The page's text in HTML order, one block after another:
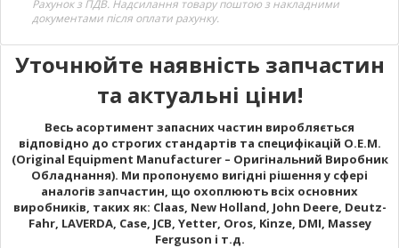
Рахунок з ПДВ. Надсилання товару поштою з накладними
документами після оплати рахунку.
Уточнюйте наявність запчастин
та актуальні ціни!
Весь асортимент запасних частин виробляється
відповідно до строгих стандартів та специфікацій O.E.M.
(Original Equipment Manufacturer – Оригінальний Виробник
Обладнання). Ми пропонуємо вигідні рішення у сфері
аналогів запчастин, що охоплюють всіх основних
виробників, таких як: Claas, New Holland, John Deere, Deutz-
Fahr, LAVERDA, Case, JCB, Yetter, Oros, Kinze, DMI, Massey
Ferguson і т.д.